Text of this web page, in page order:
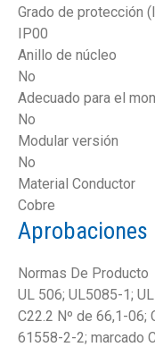
Grado de protección
IP00
Anillo de núcleo
No
Adecuado para el
No
Modular versión
No
Material Conductor
Cobre
Aprobaciones
Normas De Producto
UL 506; UL5085-1;
C22.2 Nº de 66,1-06;
61558-2-2; marcado